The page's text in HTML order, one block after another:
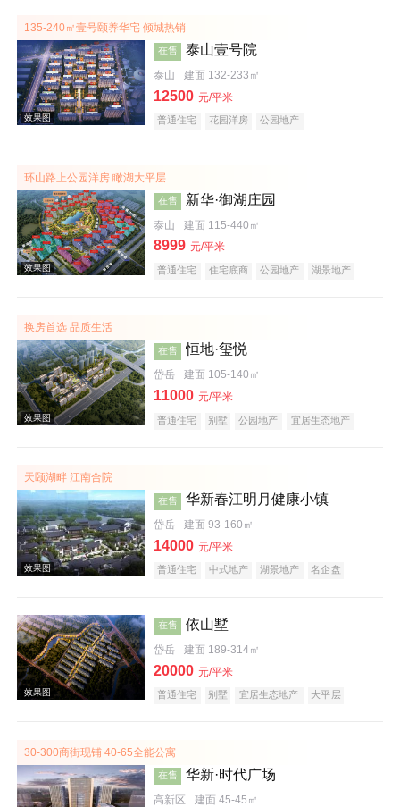
135-240㎡壹号颐养华宅 倾城热销
效果图
在售 泰山壹号院
泰山 建面 132-233㎡
12500 元/平米
普通住宅 花园洋房 公园地产
环山路上公园洋房 瞰湖大平层
效果图
在售 新华·御湖庄园
泰山 建面 115-440㎡
8999 元/平米
普通住宅 住宅底商 公园地产
湖景地产
换房首选 品质生活
在售 恒地·玺悦
岱岳 建面 105-140㎡
11000 元/平米
普通住宅 别墅 公园地产 宜居生态地产
天颐湖畔 江南合院
在售 华新春江明月健康小镇
岱岳 建面 93-160㎡
14000 元/平米
普通住宅 中式地产 湖景地产
名企盘
在售 依山墅
岱岳 建面 189-314㎡
20000 元/平米
普通住宅 别墅 宜居生态地产 大平层
30-300商街现铺 40-65全能公寓
在售 华新·时代广场
高新区 建面 45-45㎡